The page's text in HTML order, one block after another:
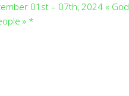
01st – 07th, 2024 « God
» *